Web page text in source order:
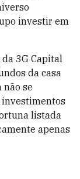
investir em
3G Capital
da casa
se
investimentos
listada
apenas